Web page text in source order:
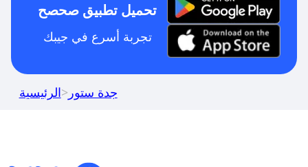
تحميل تطبيق صحصح
تجربة أسرع في جيبك
الرئيسية> جدة ستور